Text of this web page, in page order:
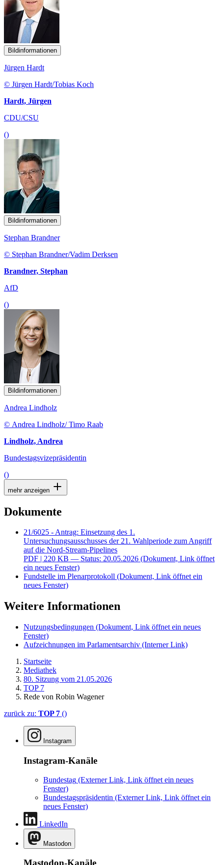
Bildinformationen
Jürgen Hardt
© Jürgen Hardt/Tobias Koch
Hardt, Jürgen
CDU/CSU
()
Bildinformationen
Stephan Brandner
© Stephan Brandner/Vadim Derksen
Brandner, Stephan
AfD
()
Bildinformationen
Andrea Lindholz
© Andrea Lindholz/ Timo Raab
Lindholz, Andrea
Bundestagsvizepräsidentin
()
mehr anzeigen
Dokumente
21/6025 - Antrag: Einsetzung des 1.
Untersuchungsausschusses der 21. Wahlperiode zum Angriff
auf die Nord-Stream-Pipelines
PDF | 220 KB — Status: 20.05.2026 (Dokument, Link öffnet
ein neues Fenster)
Fundstelle im Plenarprotokoll (Dokument, Link öffnet ein
neues Fenster)
Weitere Informationen
Nutzungsbedingungen (Dokument, Link öffnet ein neues
Fenster)
Aufzeichnungen im Parlamentsarchiv (Interner Link)
Startseite
Mediathek
80. Sitzung vom 21.05.2026
TOP 7
Rede von Robin Wagener
zurück zu: TOP 7 ()
Instagram
Instagram-Kanäle
Bundestag (Externer Link, Link öffnet ein neues
Fenster)
Bundestagspräsidentin (Externer Link, Link öffnet ein
neues Fenster)
LinkedIn
Mastodon